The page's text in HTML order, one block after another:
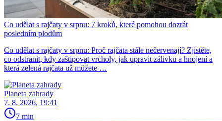
Co udělat s rajčaty v srpnu: 7 kroků, které pomohou dozrát
posledním plodům
Co udělat s rajčaty v srpnu: Proč rajčata stále nečervenají? Zjistěte,
co odstranit, kdy zaštipovat vrcholy, jak upravit zálivku a hnojení a
která zelená rajčata už můžete …
Planeta zahrady
7. 8. 2026, 19:41
7 min